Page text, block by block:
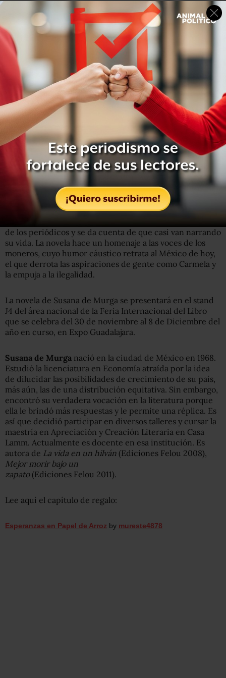
¿Qué intentas decirle al lector en esta nueva novela?
Pues que hay que abrir los ojos a las nuevas
problemáticas, porque a veces nos venden historias y no
tenemos todos los argumentos para entender las razones
y las causas.Esperanzas en papel de arroz
el narcomenudeo sea una buena opción, más bien
plantea cómo la protagonista se enfrenta a toda una serie
de problemáticas.
La novela tiene la intención de ver los motivos por los
cuales una mujer que es madre de familia elige tomar ese
camino, que en realidad es lo que pasa hoy en día y lo
podemos ver en las estadísticas en las que las amas de
casa se están convirtiendo en las narcomenudistas más
importantes.
Esta novela tiene una cosa que a mí me divirtió mientras
la escribía y es que toma cosas y datos de los periódicos,
la protagonista comienza por ejemplo a ver los titulares
de los periódicos y se da cuenta de que casi van narrando
su vida. La novela hace un homenaje a las voces de los
moneros, cuyo humor cáustico retrata al México de hoy,
el que derrota las aspiraciones de gente como Carmela y
la empuja a la ilegalidad.
La novela de Susana de Murga se presentará en el stand
J4 del área nacional de la Feria Internacional del Libro
que se celebra del 30 de noviembre al 8 de Diciembre del
año en curso, en Expo Guadalajara.
Susana de Murga nació en la ciudad de México en 1968.
Estudió la licenciatura en Economía atraída por la idea
de dilucidar las posibilidades de crecimiento de su país,
más aún, las de una distribución equitativa. Sin embargo,
encontró su verdadera vocación en la literatura porque
ella le brindó más respuestas y le permite una réplica. Es
así que decidió participar en diversos talleres y cursar la
maestría en Apreciación y Creación Literaria en Casa
Lamm. Actualmente es docente en esa institución. Es
autora de La vida en un hilván (Ediciones Felou 2008),
Mejor morir bajo un
zapato(Ediciones Felou 2011).
Lee aquí el capítulo de regalo:
Esperanzas en Papel de Arroz by mureste4878